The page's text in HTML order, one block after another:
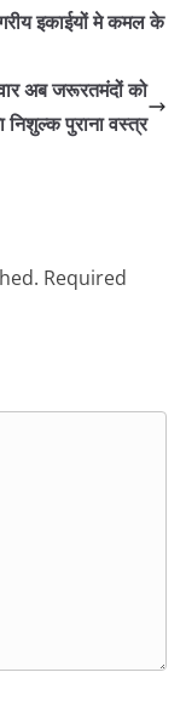
इकाईयों मे कमल के
अब जरूरतमंदों को
निशुल्क पुराना वस्त्र
Required